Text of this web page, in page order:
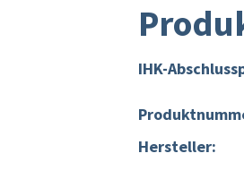
IHK-
Hersteller: